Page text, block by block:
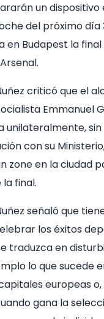
un dispositivo
del próximo día
en Budapest la final
criticó que el
Emmanuel
unilateralmente, sin
con su
zone en la ciudad
final.
señaló que
los éxitos
traduzca en
lo que sucede
europeas o,
gana la